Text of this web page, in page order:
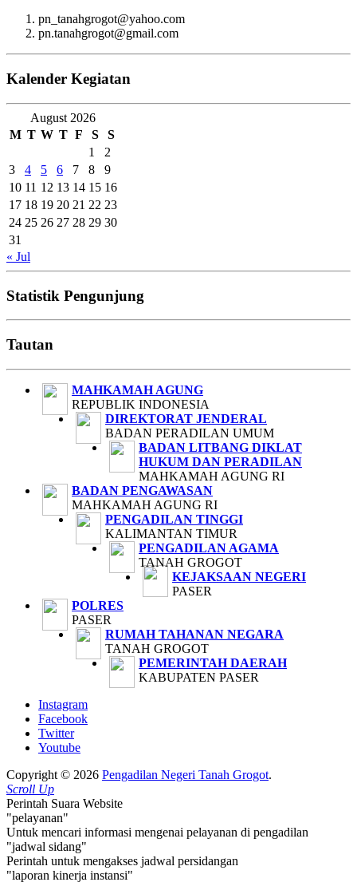
pn_tanahgrogot@yahoo.com
pn.tanahgrogot@gmail.com
Kalender Kegiatan
August 2026
M T W T F S
S
1
2
3
4 5 6 7 8
9
10 11 12 13 14 15 16
17 18 19 20 21 22 23
24 25 26 27 28 29 30
31
« Jul
Statistik Pengunjung
Tautan
MAHKAMAH AGUNG
REPUBLIK INDONESIA
DIREKTORAT JENDERAL
BADAN PERADILAN UMUM
BADAN LITBANG DIKLAT
HUKUM DAN PERADILAN
MAHKAMAH AGUNG RI
BADAN PENGAWASAN
MAHKAMAH AGUNG RI
PENGADILAN TINGGI
KALIMANTAN TIMUR
PENGADILAN AGAMA
TANAH GROGOT
KEJAKSAAN NEGERI
PASER
POLRES
PASER
RUMAH TAHANAN NEGARA
TANAH GROGOT
PEMERINTAH DAERAH
KABUPATEN PASER
Instagram
Facebook
Twitter
Youtube
Copyright © 2026 Pengadilan Negeri Tanah Grogot.
Scroll Up
Perintah Suara Website
"pelayanan"
Untuk mencari informasi mengenai pelayanan di pengadilan
"jadwal sidang"
Perintah untuk mengakses jadwal persidangan
"laporan kinerja instansi"